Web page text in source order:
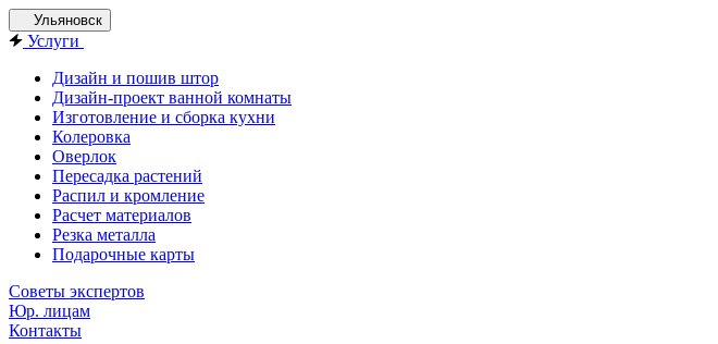
Ульяновск
Услуги
Дизайн и пошив штор
Дизайн-проект ванной комнаты
Изготовление и сборка кухни
Колеровка
Оверлок
Пересадка растений
Распил и кромление
Расчет материалов
Резка металла
Подарочные карты
Советы экспертов
Юр. лицам
Контакты